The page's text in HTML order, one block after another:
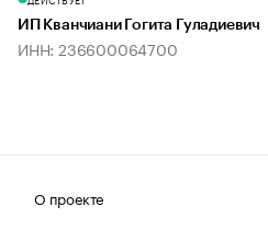
ИП Кванчиани Гогита Гуладиевич
ИНН: 236600064700
О проекте